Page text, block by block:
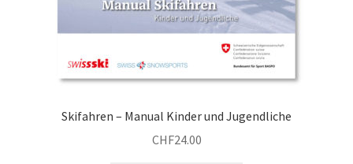
Skifahren – Manual Kinder und Jugendliche
CHF24.00